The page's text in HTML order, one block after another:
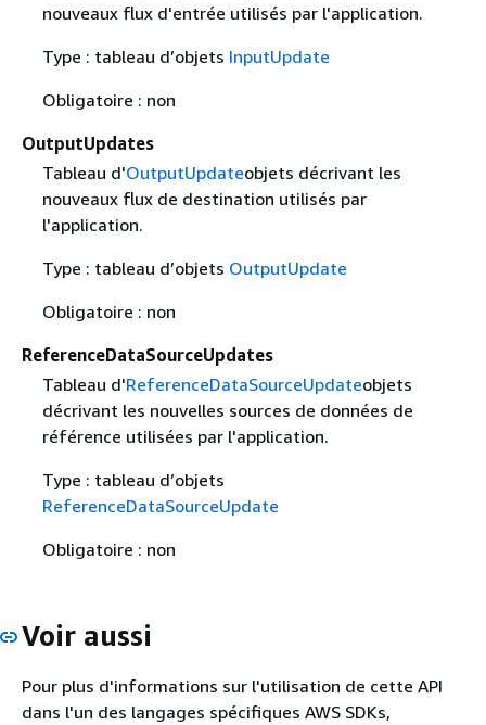
nouveaux flux d'entrée utilisés par l'application.
Type : tableau d’objets InputUpdate
Obligatoire : non
OutputUpdates
Tableau d'OutputUpdateobjets décrivant les
nouveaux flux de destination utilisés par
l'application.
Type : tableau d’objets OutputUpdate
Obligatoire : non
ReferenceDataSourceUpdates
Tableau d'ReferenceDataSourceUpdateobjets
décrivant les nouvelles sources de données de
référence utilisées par l'application.
Type : tableau d’objets
ReferenceDataSourceUpdate
Obligatoire : non
Voir aussi
Pour plus d'informations sur l'utilisation de cette API
dans l'un des langages spécifiques AWS SDKs,